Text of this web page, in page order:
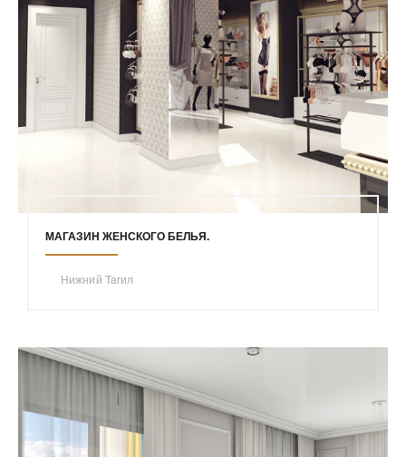
МАГАЗИН ЖЕНСКОГО БЕЛЬЯ.
Нижний Тагил